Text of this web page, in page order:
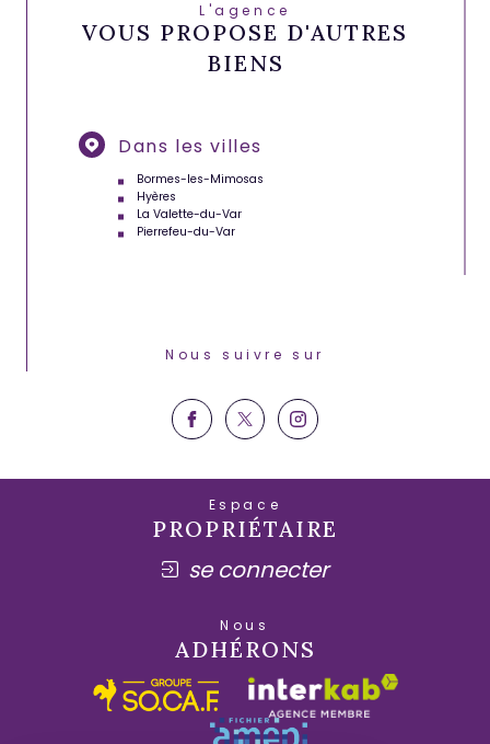
L'agence
VOUS PROPOSE D'AUTRES
BIENS
Dans les villes
Bormes-les-Mimosas
Hyères
La Valette-du-Var
Pierrefeu-du-Var
Nous suivre sur
Espace
PROPRIÉTAIRE
se connecter
Nous
ADHÉRONS